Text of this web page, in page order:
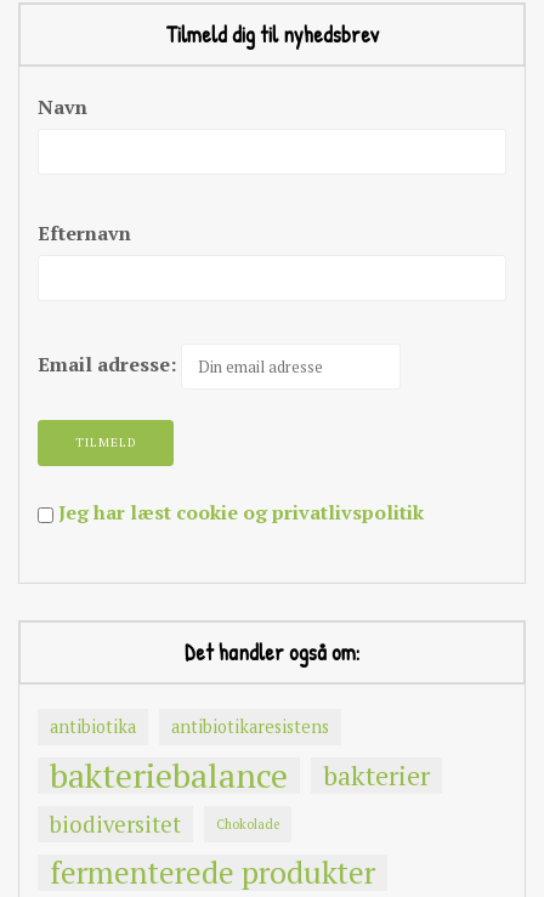
Tilmeld dig til nyhedsbrev
Navn
Efternavn
Email adresse:
Jeg har læst cookie og privatlivspolitik
Det handler også om:
antibiotika antibiotikaresistens
bakteriebalance bakterier
biodiversitet Chokolade
fermenterede produkter